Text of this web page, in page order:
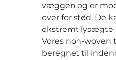
væggen og er
over for stød. De
ekstremt lysægte
Vores non-woven
beregnet til